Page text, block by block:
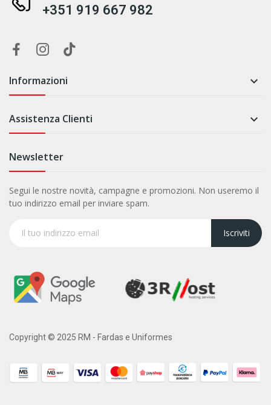
+351 919 667 982
Informazioni 
Assistenza Clienti 
Newsletter
Segui le nostre novità, campagne e promozioni. Non useremo il
tuo indirizzo email per inviare spam.
Iscriviti
Copyright © 2025 RM - Fardas e Uniformes